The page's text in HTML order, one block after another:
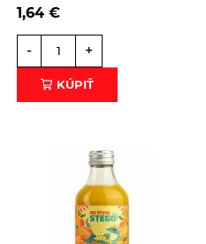
1,64 €
- +
KÚPIŤ